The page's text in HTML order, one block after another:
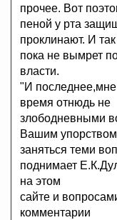
прочее. Вот
пеной у рта
проклинают. И
пока не вымрет
власти.
"И
время отнюдь не
злободневными
Вашим
заняться теми
поднимает
на этом
сайте и
комментарии